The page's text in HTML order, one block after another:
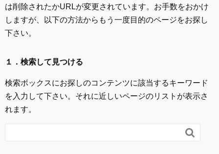
は削除されたかURLが変更されています。お手数をおかけ
しますが、以下の方法からもう一度目的のページをお探し
下さい。
１．検索して見つける
検索ボックスにお探しのコンテンツに該当するキーワード
を入力して下さい。それに近しいページのリストが表示さ
れます。
